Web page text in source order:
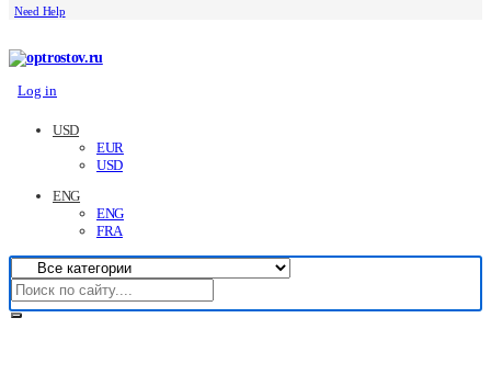
Need Help
Log in
USD
EUR
USD
ENG
ENG
FRA